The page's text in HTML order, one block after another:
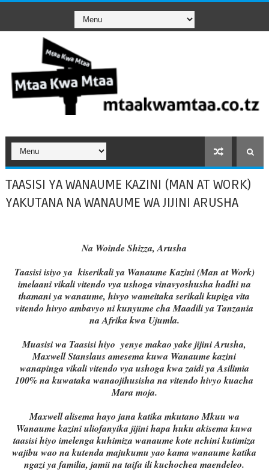
TAASISI YA WANAUME KAZINI (MAN AT WORK)
YAKUTANA NA WANAUME WA JIJINI ARUSHA
Na Woinde Shizza, Arusha
Taasisi isiyo ya kiserikali ya Wanaume Kazini (Man at Work)
imelaani vikali vitendo vya ushoga vinavyoshusha hadhi na
thamani ya wanaume, hivyo wameitaka serikali kupiga vita
vitendo hivyo ambavyo ni kunyume cha Maadili ya Tanzania
na Afrika kwa Ujumla.
Muasisi wa Taasisi hiyo yenye makao yake jijini Arusha,
Maxwell Stanslaus amesema kuwa Wanaume kazini
wanapinga vikali vitendo vya ushoga kwa zaidi ya Asilimia
100% na kuwataka wanaojihusisha na vitendo hivyo kuacha
Mara moja.
Maxwell alisema hayo jana katika mkutano Mkuu wa
Wanaume kazini uliofanyika jijini hapa huku akisema kuwa
taasisi hiyo imelenga kuhimiza wanaume kote nchini kutimiza
wajibu wao na kutenda majukumu yao kama wanaume katika
ngazi ya familia, jamii na taifa ili kuchochea maendeleo.